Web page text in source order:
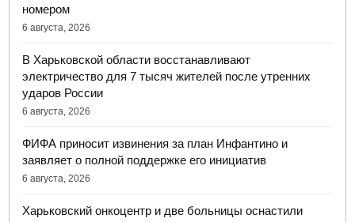
номером
6 августа, 2026
В Харьковской области восстанавливают
электричество для 7 тысяч жителей после утренних
ударов России
6 августа, 2026
ФИФА приносит извинения за план Инфантино и
заявляет о полной поддержке его инициатив
6 августа, 2026
Харьковский онкоцентр и две больницы оснастили